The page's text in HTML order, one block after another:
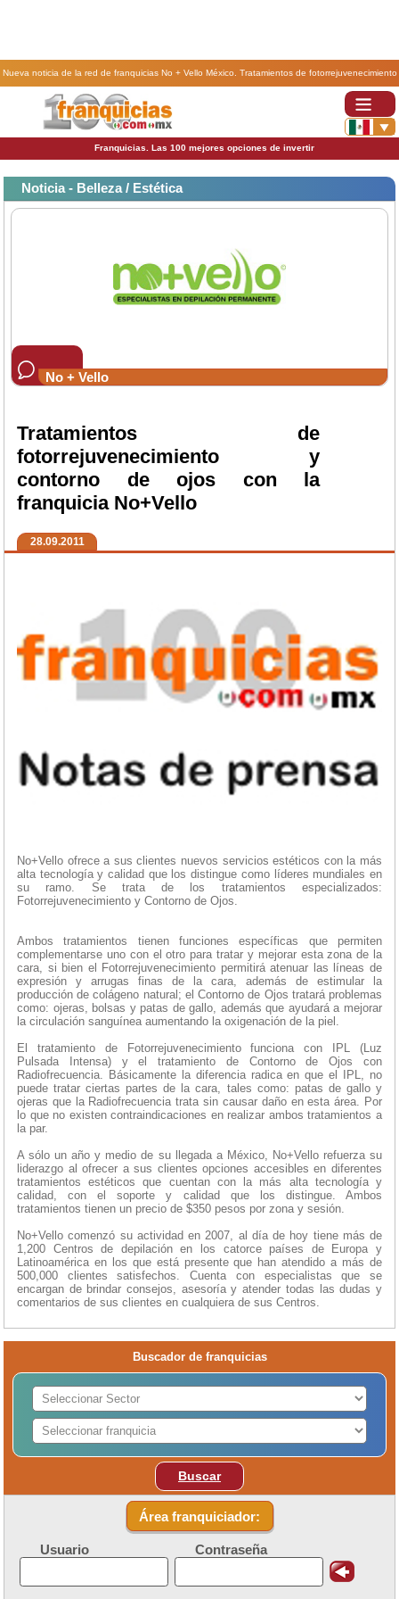
Nueva noticia de la red de franquicias No + Vello México. Tratamientos de fotorrejuvenecimiento
y contorno de ojos con la franquicia No+Vello.
Franquicias. Las 100 mejores opciones de invertir
Noticia - Belleza / Estética
No + Vello
Tratamientos de
fotorrejuvenecimiento y
contorno de ojos con la
franquicia No+Vello
28.09.2011
No+Vello ofrece a sus clientes nuevos servicios estéticos con la más
alta tecnología y calidad que los distingue como líderes mundiales en
su ramo. Se trata de los tratamientos especializados:
Fotorrejuvenecimiento y Contorno de Ojos.
Ambos tratamientos tienen funciones específicas que permiten
complementarse uno con el otro para tratar y mejorar esta zona de la
cara, si bien el Fotorrejuvenecimiento permitirá atenuar las líneas de
expresión y arrugas finas de la cara, además de estimular la
producción de colágeno natural; el Contorno de Ojos tratará problemas
como: ojeras, bolsas y patas de gallo, además que ayudará a mejorar
la circulación sanguínea aumentando la oxigenación de la piel.
El tratamiento de Fotorrejuvenecimiento funciona con IPL (Luz
Pulsada Intensa) y el tratamiento de Contorno de Ojos con
Radiofrecuencia. Básicamente la diferencia radica en que el IPL, no
puede tratar ciertas partes de la cara, tales como: patas de gallo y
ojeras que la Radiofrecuencia trata sin causar daño en esta área. Por
lo que no existen contraindicaciones en realizar ambos tratamientos a
la par.
A sólo un año y medio de su llegada a México, No+Vello refuerza su
liderazgo al ofrecer a sus clientes opciones accesibles en diferentes
tratamientos estéticos que cuentan con la más alta tecnología y
calidad, con el soporte y calidad que los distingue. Ambos
tratamientos tienen un precio de $350 pesos por zona y sesión.
No+Vello comenzó su actividad en 2007, al día de hoy tiene más de
1,200 Centros de depilación en los catorce países de Europa y
Latinoamérica en los que está presente que han atendido a más de
500,000 clientes satisfechos. Cuenta con especialistas que se
encargan de brindar consejos, asesoría y atender todas las dudas y
comentarios de sus clientes en cualquiera de sus Centros.
Buscador de franquicias
Buscar
Área franquiciador:
Usuario Contraseña